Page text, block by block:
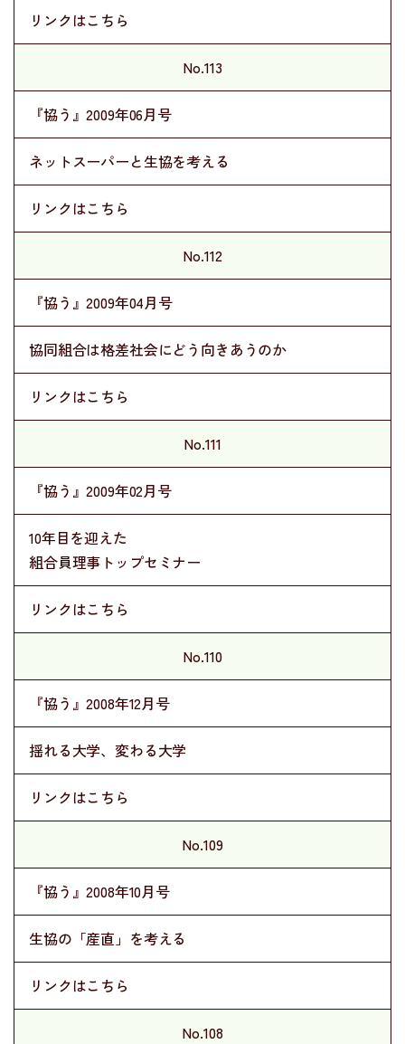
リンクはこちら
No.113
『協う』2009年06月号
ネットスーパーと生協を考える
リンクはこちら
No.112
『協う』2009年04月号
協同組合は格差社会にどう向きあうのか
リンクはこちら
No.111
『協う』2009年02月号
10年目を迎えた
組合員理事トップセミナー
リンクはこちら
No.110
『協う』2008年12月号
揺れる大学、変わる大学
リンクはこちら
No.109
『協う』2008年10月号
生協の「産直」を考える
リンクはこちら
No.108